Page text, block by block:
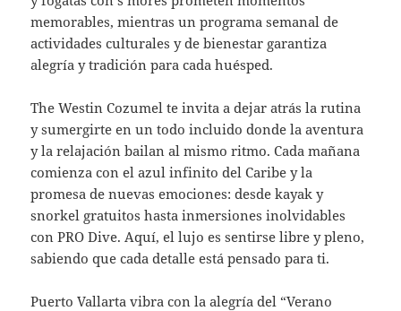
memorables, mientras un programa semanal de
actividades culturales y de bienestar garantiza
alegría y tradición para cada huésped.
The Westin Cozumel te invita a dejar atrás la rutina
y sumergirte en un todo incluido donde la aventura
y la relajación bailan al mismo ritmo. Cada mañana
comienza con el azul infinito del Caribe y la
promesa de nuevas emociones: desde kayak y
snorkel gratuitos hasta inmersiones inolvidables
con PRO Dive. Aquí, el lujo es sentirse libre y pleno,
sabiendo que cada detalle está pensado para ti.
Puerto Vallarta vibra con la alegría del “Verano